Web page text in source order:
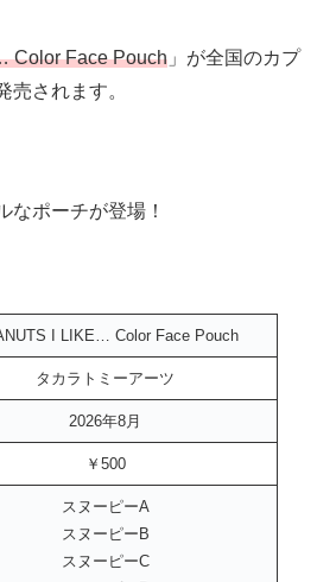
Color Face Pouch 」が全国のカプ
売されます。
なポーチが登場！
I LIKE… Color Face Pouch
タカラトミーアーツ
2026年8月
￥500
スヌーピーA
スヌーピーB
スヌーピーC